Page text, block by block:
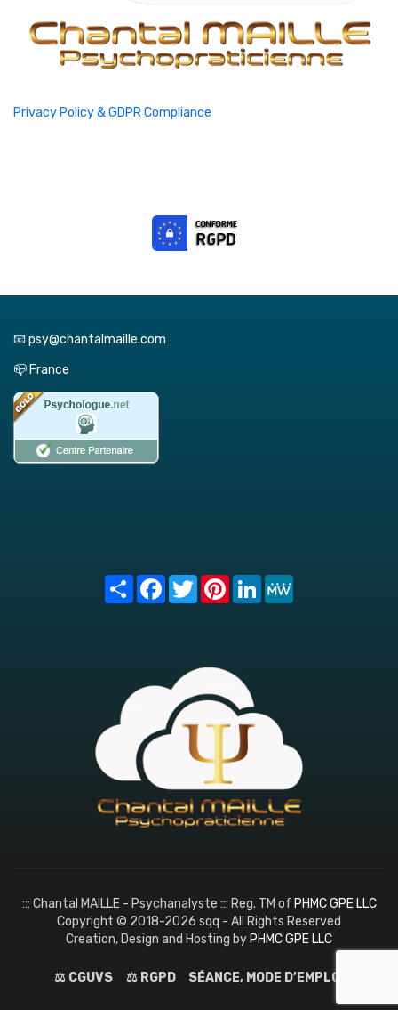
Privacy Policy & GDPR Compliance
📧 psy@chantalmaille.com
📪 France
Share FacebookTwitterPinterest
LinkedIn
::: Chantal MAILLE - Psychanalyste ::: Reg. TM of PHMC GPE LLC
Copyright © 2018-2026 sqq - All Rights Reserved
Creation, Design and Hosting byPHMC GPE LLC
⚖️ CGUVS ⚖️ RGPD SÉANCE, MODE D’EMPLOI